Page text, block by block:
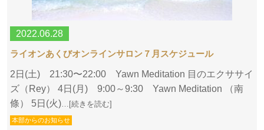
2022.06.28
ライオンあくびオンラインサロン７月スケジュール
2日(土) 21:30〜22:00 Yawn Meditation 目のエクササイ
ズ（Rey） 4日(月) 9:00～9:30 Yawn Meditation （南
條） 5日(火)…[続きを読む]
本部からのお知らせ